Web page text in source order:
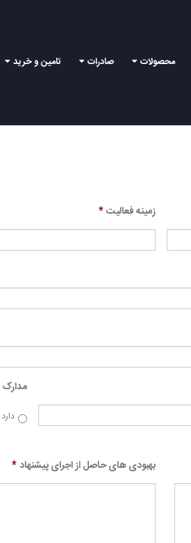
محصولات صادرات تامین و خرید
زمینه فعالیت*
دارد
بهبودی های حاصل از اجرای پیشنهاد*